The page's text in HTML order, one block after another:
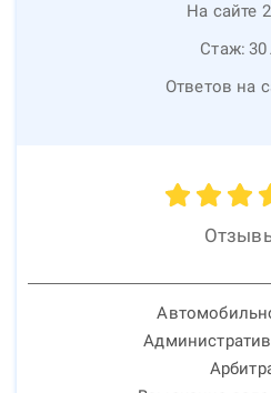
На сайте
Стаж: 30
Ответов на